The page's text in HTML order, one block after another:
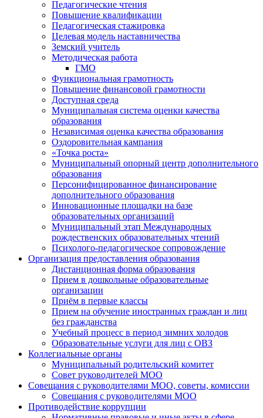
Педагогические чтения
Повышение квалификации
Педагогическая стажировка
Целевая модель наставничества
Земский учитель
Методическая работа
ГМО
Функциональная грамотность
Повышение финансовой грамотности
Доступная среда
Муниципальная система оценки качества
образования
Независимая оценка качества образования
Оздоровительная кампания
«Точка роста»
Муниципальный опорный центр дополнительного
образования
Персонифицированное финансирование
дополнительного образования
Инновационные площадки на базе
образовательных организаций
Муниципальный этап Международных
рождественских образовательных чтений
Психолого-педагогическое сопровождение
Организация предоставления образования
Дистанционная форма образования
Прием в дошкольные образовательные
организации
Приём в первые классы
Прием на обучение иностранных граждан и лиц
без гражданства
Учебный процесс в период зимних холодов
Образовательные услуги для лиц с ОВЗ
Коллегиальные органы
Муниципальный родительский комитет
Совет руководителей МОО
Совещания с руководителями МОО, советы, комиссии
Совещания с руководителями МОО
Противодействие коррупции